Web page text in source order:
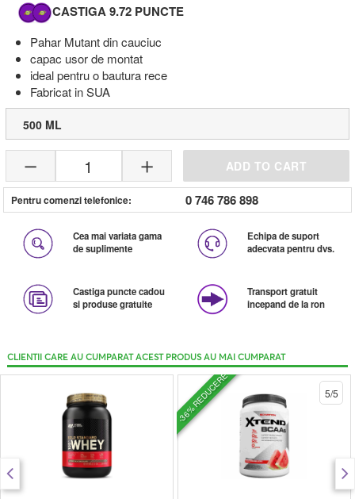
CASTIGA 9.72 PUNCTE
Pahar Mutant din cauciuc
capac usor de montat
ideal pentru o bautura rece
Fabricat in SUA
500 ML
1 ADD TO CART
Pentru comenzi telefonice: 0 746 786 898
Cea mai variata gama
de suplimente
Echipa de suport
adecvata pentru dvs.
Castiga puncte cadou
si produse gratuite
Transport gratuit
incepand de la ron
CLIENTII CARE AU CUMPARAT ACEST PRODUS AU MAI CUMPARAT
-36% REDUCERE 5/5